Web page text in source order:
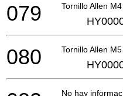
Tornillo Allen
079
Tornillo Allen
080
No hay